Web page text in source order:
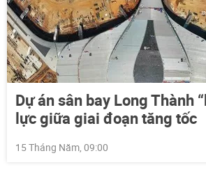
Dự án sân bay Long Thành
lực giữa giai đoạn tăng tốc
15 Tháng Năm, 09:00